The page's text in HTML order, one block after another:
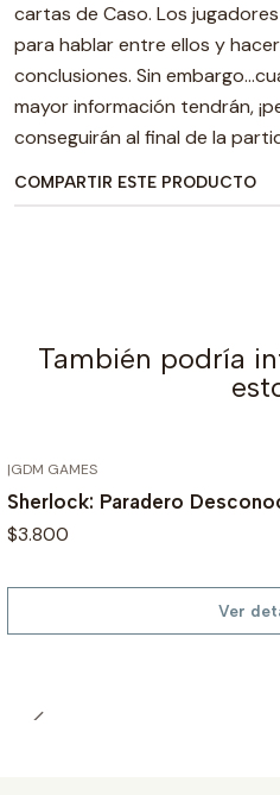
cartas de Caso. Los
para hablar entre ellos y
conclusiones. Sin
mayor información tendrán,
conseguirán al final de la
COMPARTIR ESTE PRODUCTO
También podría
|GDM GAMES
Sherlock: Paradero
$3.800
Ver